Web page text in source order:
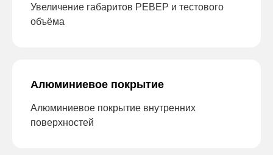
Увеличение габаритов РЕВЕР и тестового
объёма
Алюминиевое покрытие
Алюминиевое покрытие внутренних
поверхностей